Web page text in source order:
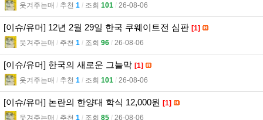
웃겨주는매 l 추천 1 l 조회 101 l 26-08-06
[이슈/유머] 12년 2월 29일 한국 쿠웨이트전 심판 [1]
웃겨주는매 l 추천 1 l 조회 96 l 26-08-06
[이슈/유머] 한국의 새로운 그늘막 [1]
웃겨주는매 l 추천 1 l 조회 101 l 26-08-06
[이슈/유머] 논란의 한양대 학식 12,000원 [1]
웃겨주는매 l 추천 1 l 조회 85 l 26-08-06